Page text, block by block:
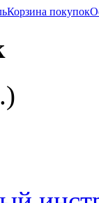
Корзина покупок